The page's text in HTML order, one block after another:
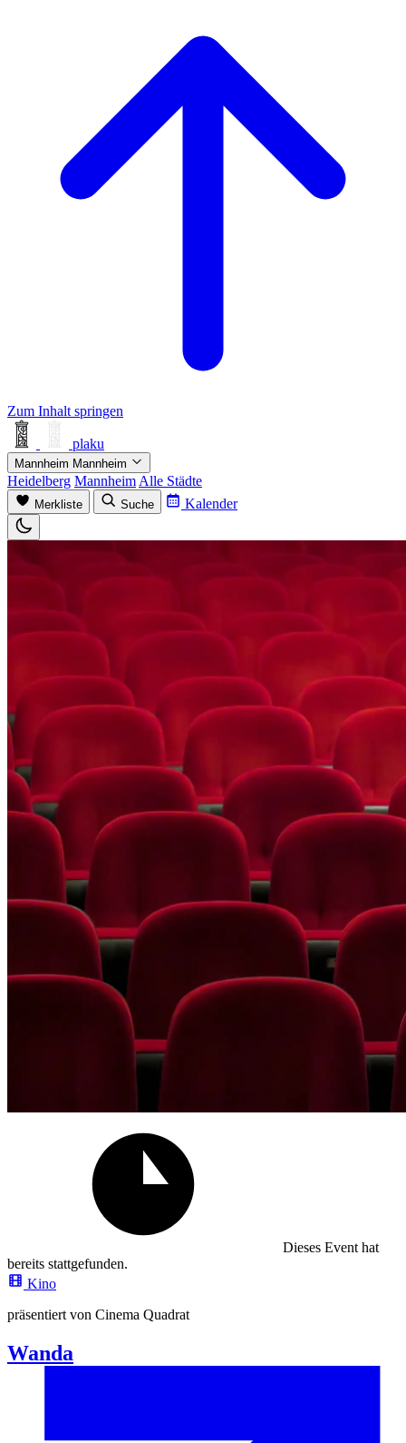
Zum Inhalt springen
plaku
Mannheim Mannheim
Heidelberg Mannheim Alle Städte
Merkliste Suche Kalender
Dieses Event hat
bereits stattgefunden.
Kino
präsentiert von Cinema Quadrat
Wanda